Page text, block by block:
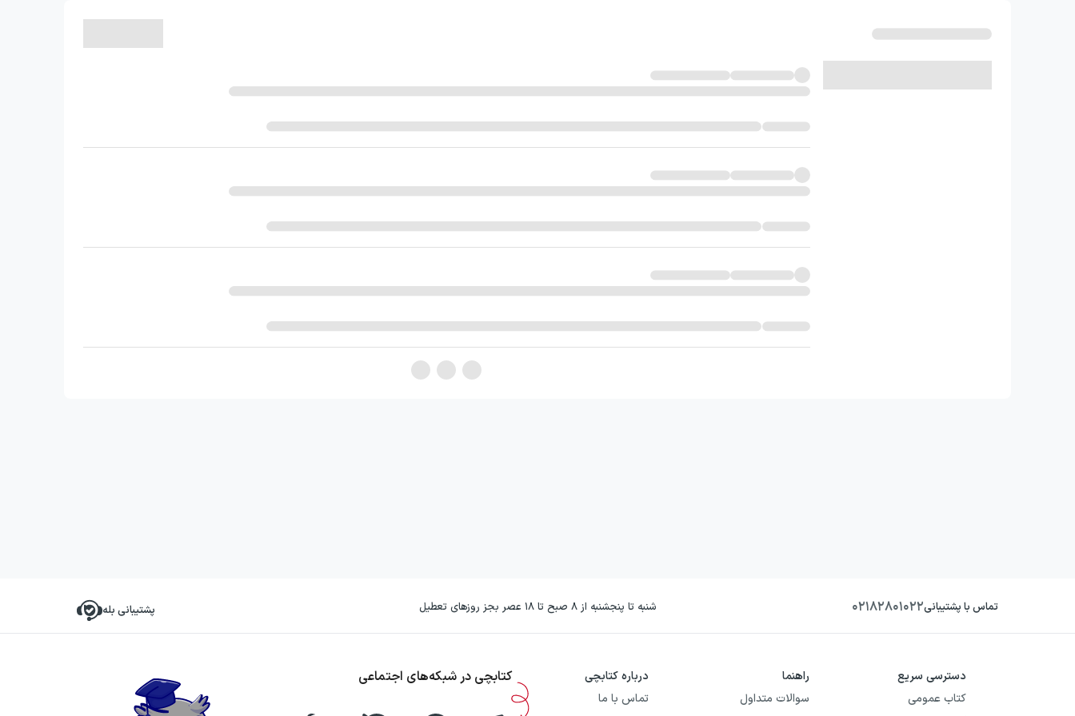
تماس با پشتیبانی۰۲۱۸۲۸۰۱۰۲۲ شنبه تا پنجشنبه از ۸ صبح تا ۱۸ عصر بجز روزهای تعطیل پشتیبانی بله
دسترسی سریع
کتاب عمومی
راهنما
سوالات متداول
درباره کتابچی
تماس با ما
کتابچی در شبکه‌های اجتماعی